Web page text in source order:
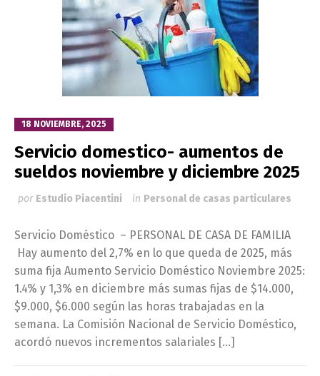
18 NOVIEMBRE, 2025
Servicio domestico- aumentos de
sueldos noviembre y diciembre 2025
por Estudio Piacentini in Personal de casas particulares
Servicio Doméstico – PERSONAL DE CASA DE FAMILIA
Hay aumento del 2,7% en lo que queda de 2025, más
suma fija Aumento Servicio Doméstico Noviembre 2025:
1.4% y 1,3% en diciembre más sumas fijas de $14.000,
$9.000, $6.000 según las horas trabajadas en la
semana. La Comisión Nacional de Servicio Doméstico,
acordó nuevos incrementos salariales […]